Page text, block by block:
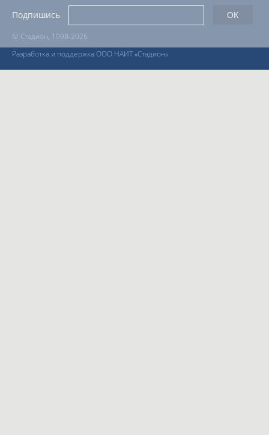
© Стадион, 1998-2026
Разработка и поддержка ООО НАИТ «Стадион»
Подпишись